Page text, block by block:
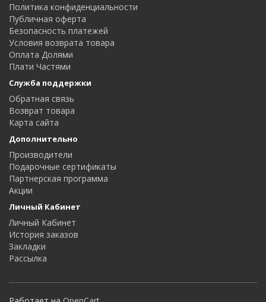
Политика конфиденциальности
Публичная оферта
Безопасность платежей
Условия возврата товара
Оплата Долями
Плати Частями
Служба поддержки
Обратная связь
Возврат товара
Карта сайта
Дополнительно
Производители
Подарочные сертификаты
Партнерская программа
Акции
Личный Кабинет
Личный Кабинет
История заказов
Закладки
Рассылка